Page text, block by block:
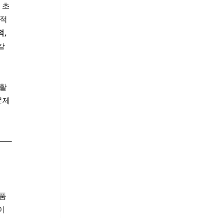
초
,